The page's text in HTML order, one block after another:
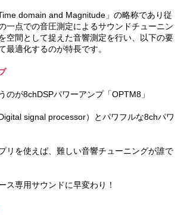
domain and Magnitude」の略称であり従
一点での音圧測定によるサウンドチューニン
空間として捉えた音響測定を行い、以下の要
最適化するのが特長です。
のが8chDSPパワーアンプ「OPTM8」
signal processor）とパワフルな8chパワ
リを使えば、難しい音響チューニングが誰で
ス専用サウンドに早変わり！